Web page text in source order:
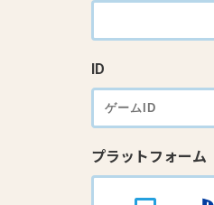
ID
プラットフォーム